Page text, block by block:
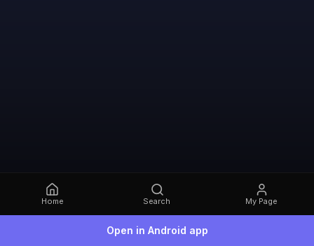
Home Search My Page
Open in Android app